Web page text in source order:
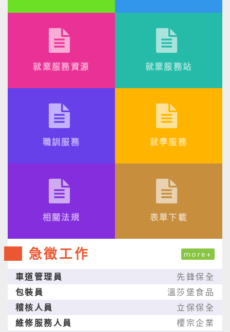
就業服務資源 就業服務站
職訓服務 就學服務
相關法規 表單下載
急徵工作 more+
車道管理員
先鋒保全
包裝員
溫莎堡食品
稽核人員
立保保全
維修服務人員
櫻宗企業